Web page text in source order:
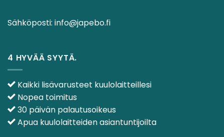
Sähköposti: info@japebo.fi
4 HYVÄÄ SYYTÄ.
Kaikki lisävarusteet kuulolaitteillesi
Nopea toimitus
30 päivän palautusoikeus
Apua kuulolaitteiden asiantuntijoilta